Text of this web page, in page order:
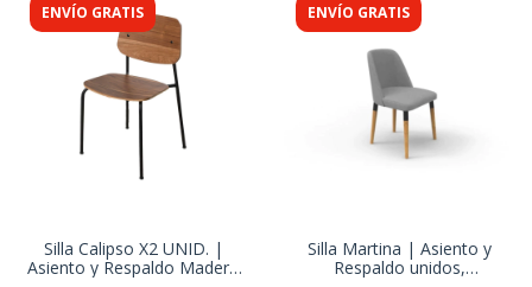
ENVÍO GRATIS
Silla Calipso X2 UNID. |
Asiento y Respaldo Madera
ENVÍO GRATIS
Silla Martina | Asiento y
Respaldo unidos,